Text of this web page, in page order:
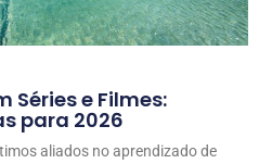
Séries e Filmes:
para 2026
aliados no aprendizado de